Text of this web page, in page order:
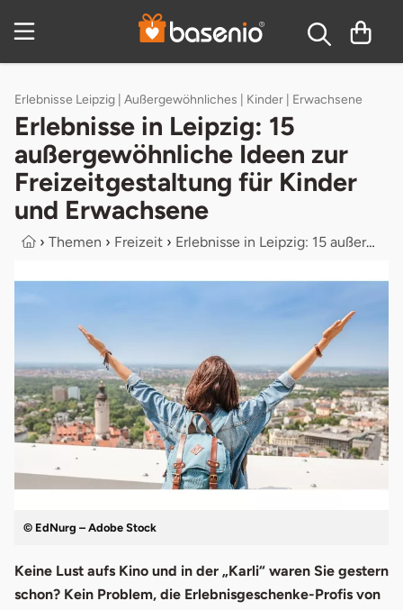
Inhaltsverzeichnis
Erlebnisse Leipzig | Außergewöhnliches | Kinder | Erwachsene
Erlebnisse in Leipzig: 15
außergewöhnliche Ideen zur
Freizeitgestaltung für Kinder
und Erwachsene
› Themen › Freizeit › Erlebnisse in Leipzig: 15 außergewö...
© EdNurg – Adobe Stock
Keine Lust aufs Kino und in der „Karli“ waren Sie gestern
schon? Kein Problem, die Erlebnisgeschenke-Profis von